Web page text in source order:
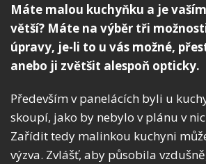
Máte malou kuchyňku a je
větší? Máte na výběr tři
úpravy, je-li to u vás možné,
anebo ji zvětšit alespoň opticky.
Především v panelácích byli u
skoupí, jako by nebylo v plánu v
Zařídit tedy malinkou kuchyni
výzva. Zvlášť, aby působila